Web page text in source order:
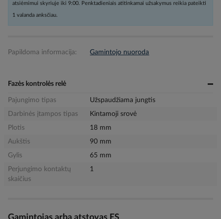
atsiėmimui skyriuje iki 9:00. Penktadieniais atitinkamai užsakymus reikia pateikti
1 valanda anksčiau.
Papildoma informacija: Gamintojo nuoroda
Fazės kontrolės relė
Pajungimo tipas
Užspaudžiama jungtis
Darbinės įtampos tipas
Kintamoji srovė
Plotis
18 mm
Aukštis
90 mm
Gylis
65 mm
Perjungimo kontaktų
skaičius
1